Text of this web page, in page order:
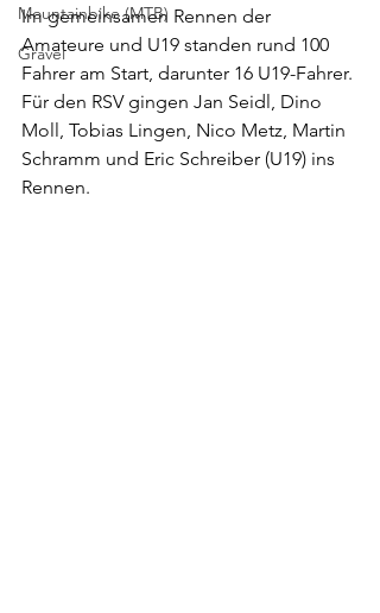
Mountainbike (MTB)
Gravel
Im gemeinsamen Rennen der
Amateure und U19 standen rund 100
Fahrer am Start, darunter 16 U19-Fahrer.
Für den RSV gingen Jan Seidl, Dino
Moll, Tobias Lingen, Nico Metz, Martin
Schramm und Eric Schreiber (U19) ins
Rennen.